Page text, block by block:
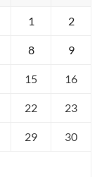
1 2
8 9
15 16
22 23
29 30